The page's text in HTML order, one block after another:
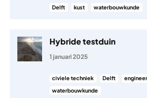
Delft kust waterbouwkunde
Hybride testduin
1 januari 2025
civiele techniek Delft
waterbouwkunde